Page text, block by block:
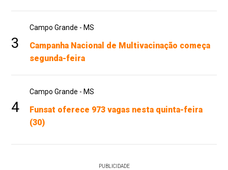
3
Campo Grande - MS
Campanha Nacional de Multivacinação começa
segunda-feira
4
Campo Grande - MS
Funsat oferece 973 vagas nesta quinta-feira
(30)
PUBLICIDADE